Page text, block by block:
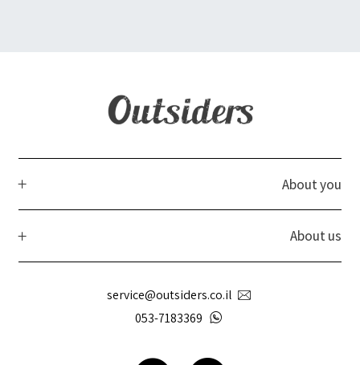
About you
About us
service@outsiders.co.il
053-7183369